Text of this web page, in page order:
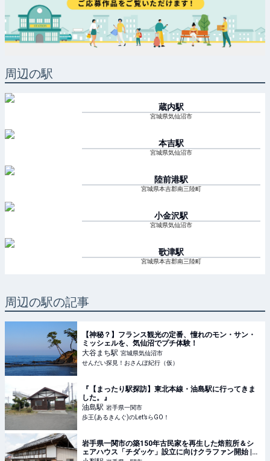
周辺の駅
蔵内駅
宮城県気仙沼市
本吉駅
宮城県気仙沼市
陸前港駅
宮城県本吉郡南三陸町
小金沢駅
宮城県気仙沼市
歌津駅
宮城県本吉郡南三陸町
周辺の駅の記事
【神秘？】フランス観光の定番、憧れのモン・サン・
ミッシェルを、気仙沼でプチ体験！
大谷まち駅 宮城県気仙沼市
せんだい探見！おさんぽ紀行（仮）
『【まったり駅探訪】東北本線・油島駅に行ってきま
した。』
油島駅 岩手県一関市
歩王(あるきんぐ)のLet’sらGO！
岩手県一関市の築150年古民家を再生した焙煎所＆シ
ェアハウス「チダッケ」設立に向けクラファン開始 |